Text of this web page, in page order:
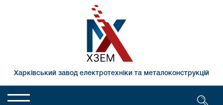
Харківський завод електротехніки та металоконструкцій